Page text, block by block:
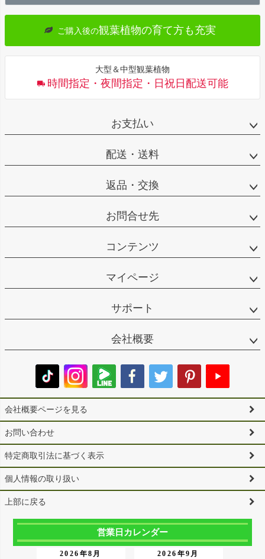
へ
ご購入後の観葉植物の育て方も充実
大型＆中型観葉植物
時間指定・夜間指定・日祝日配送可能
お支払い
配送・送料
返品・交換
お問合せ先
コンテンツ
マイページ
サポート
会社概要
会社概要ページを見る
お問い合わせ
特定商取引法に基づく表示
個人情報の取り扱い
上部に戻る
営業日カレンダー